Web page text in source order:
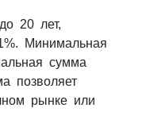
20 лет,
Минимальная
сумма
позволяет
рынке или